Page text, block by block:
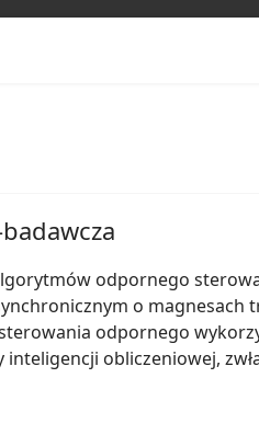
odpornego
o magnesach
odpornego
obliczeniowej,